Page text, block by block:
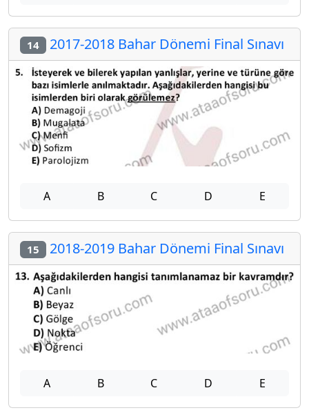
14 2017-2018 Bahar Dönemi Final Sınavı
A B C D E
15 2018-2019 Bahar Dönemi Final Sınavı
A B C D E